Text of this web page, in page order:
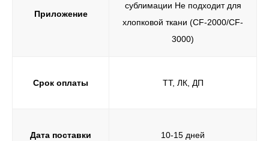
Приложение
сублимации Не подходит для
хлопковой ткани (CF-2000/CF-
3000)
Срок оплаты ТТ, ЛК, ДП
Дата поставки 10-15 дней